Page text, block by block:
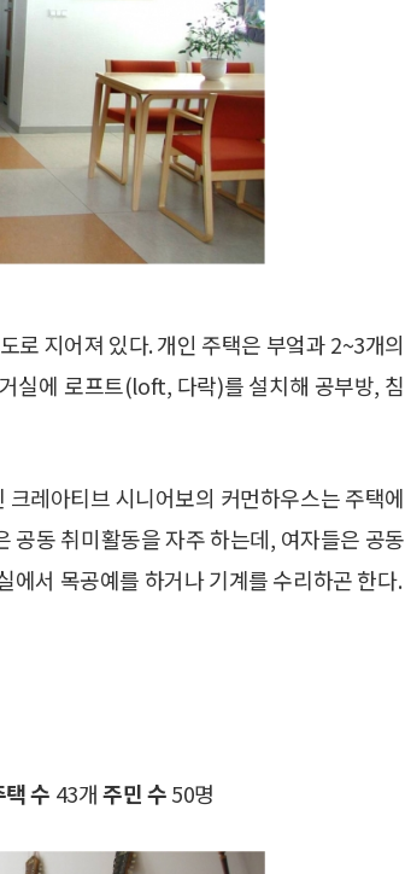
로 지어져 있다. 개인 주택은 부엌과 2~3개의
실에 로프트(loft, 다락)를 설치해 공부방, 침
레아티브 시니어보의 커먼하우스는 주택에
공동 취미활동을 자주 하는데, 여자들은 공동
서 목공예를 하거나 기계를 수리하곤 한다.
택 수 43개주민 수50명